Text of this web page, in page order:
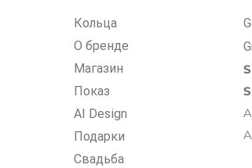
Кольца
О бренде
Магазин
Показ
AI Design
Подарки
Свадьба